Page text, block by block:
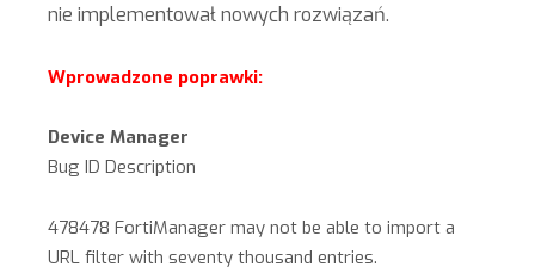
nie implementował nowych rozwiązań.
Wprowadzone poprawki:
Device Manager
Bug ID Description
478478 FortiManager may not be able to import a
URL filter with seventy thousand entries.